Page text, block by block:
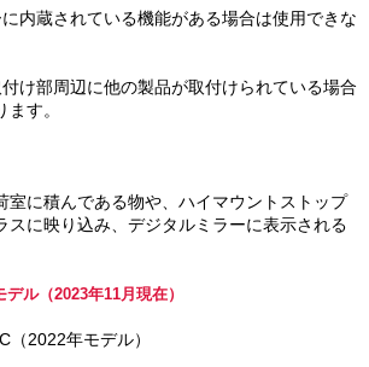
内蔵されている機能がある場合は使用できな
け部周辺に他の製品が取付けられている場合
す。
室に積んである物や、ハイマウントストップ
スに映り込み、デジタルミラーに表示される
ル（2023年11月現在）
（2022年モデル）